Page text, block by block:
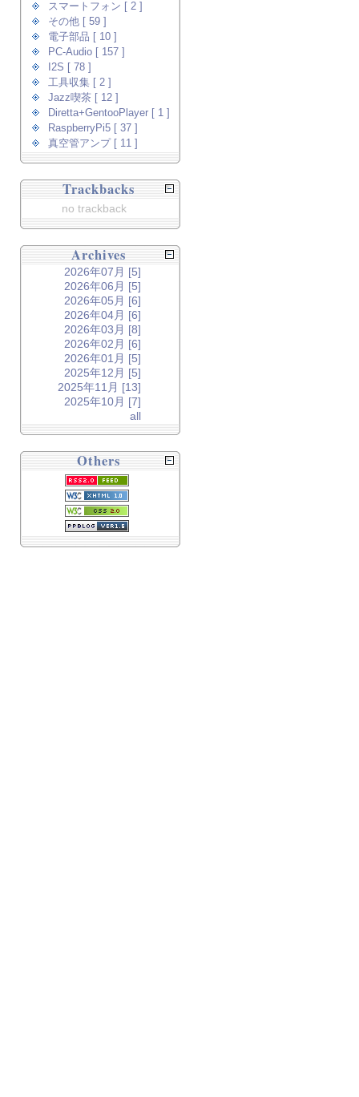
スマートフォン [ 2 ]
その他 [ 59 ]
電子部品 [ 10 ]
PC-Audio [ 157 ]
I2S [ 78 ]
工具収集 [ 2 ]
Jazz喫茶 [ 12 ]
Diretta+GentooPlayer [ 1 ]
RaspberryPi5 [ 37 ]
真空管アンプ [ 11 ]
Trackbacks
no trackback
Archives
2026年07月 [5]
2026年06月 [5]
2026年05月 [6]
2026年04月 [6]
2026年03月 [8]
2026年02月 [6]
2026年01月 [5]
2025年12月 [5]
2025年11月 [13]
2025年10月 [7]
all
Others